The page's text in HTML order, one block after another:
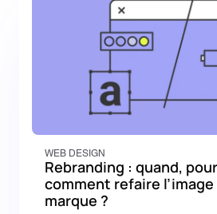
WEB DESIGN
Rebranding : quand,
comment refaire
marque ?